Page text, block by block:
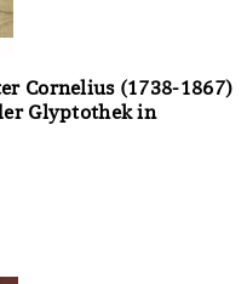
Cornelius (1738-1867)
Glyptothek in